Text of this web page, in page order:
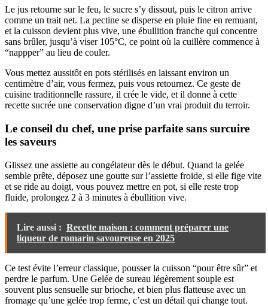
Le jus retourne sur le feu, le sucre s’y dissout, puis le citron arrive
comme un trait net. La pectine se disperse en pluie fine en remuant,
et la cuisson devient plus vive, une ébullition franche qui concentre
sans brûler, jusqu’à viser 105°C, ce point où la cuillère commence à
“nappper” au lieu de couler.
Vous mettez aussitôt en pots stérilisés en laissant environ un
centimètre d’air, vous fermez, puis vous retournez. Ce geste de
cuisine traditionnelle rassure, il crée le vide, et il donne à cette
recette sucrée une conservation digne d’un vrai produit du terroir.
Le conseil du chef, une prise parfaite sans surcuire
les saveurs
Glissez une assiette au congélateur dès le début. Quand la gelée
semble prête, déposez une goutte sur l’assiette froide, si elle fige vite
et se ride au doigt, vous pouvez mettre en pot, si elle reste trop
fluide, prolongez 2 à 3 minutes à ébullition vive.
Lire aussi : Recette maison : comment préparer une
liqueur de romarin savoureuse en 2025
Ce test évite l’erreur classique, pousser la cuisson “pour être sûr” et
perdre le parfum. Une Gelée de sureau légèrement souple est
souvent plus sensuelle sur brioche, et bien plus flatteuse avec un
fromage qu’une gelée trop ferme, c’est un détail qui change tout.